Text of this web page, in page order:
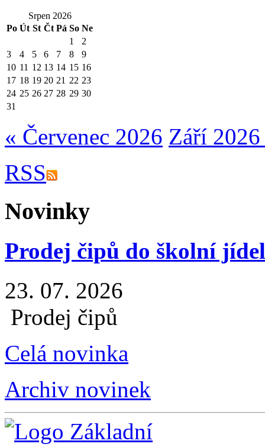
Srpen 2026
Po Út St Čt Pá So Ne
1
2
3
4 5 6 7 8
9
10 11 12 13 14 15 16
17 18 19 20 21 22 23
24 25 26 27 28 29 30
31
« Červenec 2026 Září
RSS
Novinky
Prodej čipů do školní
23. 07. 2026
Prodej čipů
Celá novinka
Archiv novinek